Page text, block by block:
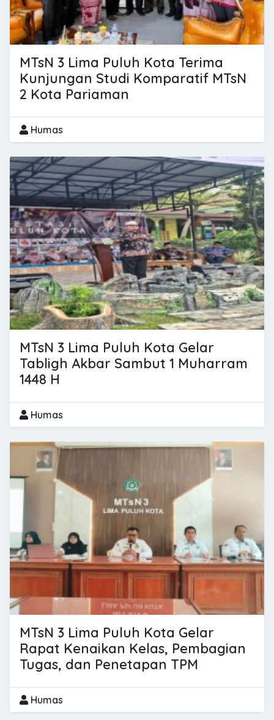
MTsN 3 Lima Puluh Kota Terima
Kunjungan Studi Komparatif MTsN
2 Kota Pariaman
Humas
MTsN 3 Lima Puluh Kota Gelar
Tabligh Akbar Sambut 1 Muharram
1448 H
Humas
MTsN 3 Lima Puluh Kota Gelar
Rapat Kenaikan Kelas, Pembagian
Tugas, dan Penetapan TPM
Humas